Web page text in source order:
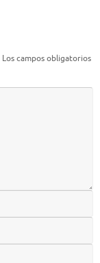
Los campos obligatorios